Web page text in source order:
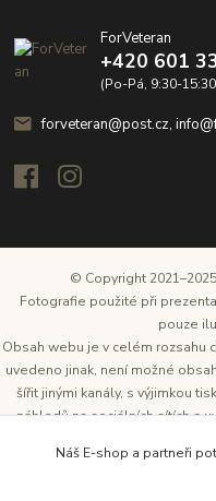
ForVeteran
+420 601
(Po-Pá, 9:30-
forveteran@post.cz,
© Copyright
Fotografie použité při
pouze
Obsah webu je v celém rozsahu
uvedeno jinak, není možné
šířit jinými kanály, s výjimkou
náhledů na sociálních sítích s
těchto
Náš E-shop a partneři